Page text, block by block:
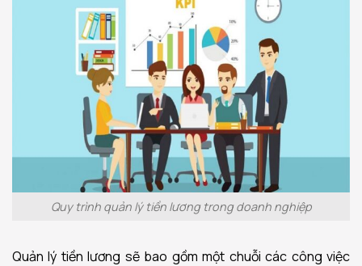
Quy trình quản lý tiền lương trong doanh nghiệp
Quản lý tiền lương sẽ bao gồm một chuỗi các công việc